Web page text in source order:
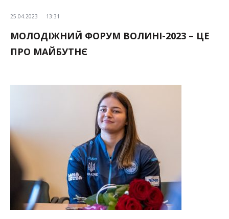
25.04.2023 13:31
МОЛОДІЖНИЙ ФОРУМ ВОЛИНІ-2023 – ЦЕ
ПРО МАЙБУТНЄ